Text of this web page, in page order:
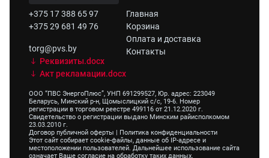
+375 17 388 65 97
+375 29 681 49 76
torg@pvs.by
Реквизиты.docx
Акт рекламации.docx
Главная
Корзина
Оплата и доставка
Контакты
ООО “ПВС ЭнергоПлюс”, УНП 691299527, Юр. адрес: 223049
Беларусь, Минский р-н, Щомыслицкий с/с, 19-6. Номер
регистрации в торговом реестре 499116 от 21.12.2020 г.
Свидетельство о регистрации выдано Минским райисполкомом
23.03.2010 г.
Договор публичной оферты | Политика конфиденциальности
Этот сайт собирает cookie-файлы, данные об IP-адресе и
местоположении пользователей. Дальнейшее использование сайта
означает Ваше согласие на обработку таких данных.